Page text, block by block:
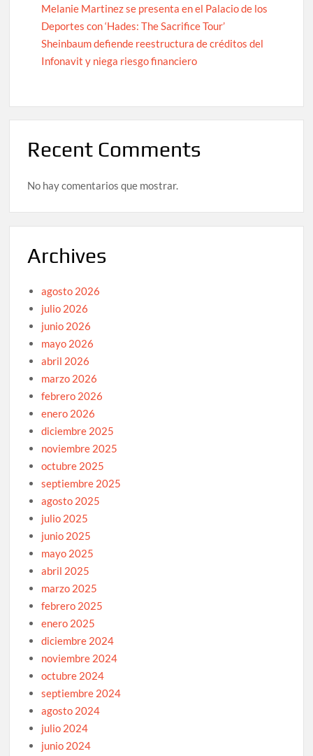
Melanie Martinez se presenta en el Palacio de los
Deportes con ‘Hades: The Sacrifice Tour’
Sheinbaum defiende reestructura de créditos del
Infonavit y niega riesgo financiero
Recent Comments
No hay comentarios que mostrar.
Archives
agosto 2026
julio 2026
junio 2026
mayo 2026
abril 2026
marzo 2026
febrero 2026
enero 2026
diciembre 2025
noviembre 2025
octubre 2025
septiembre 2025
agosto 2025
julio 2025
junio 2025
mayo 2025
abril 2025
marzo 2025
febrero 2025
enero 2025
diciembre 2024
noviembre 2024
octubre 2024
septiembre 2024
agosto 2024
julio 2024
junio 2024